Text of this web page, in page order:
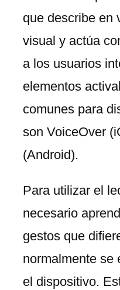
que describe en
visual y actúa
a los usuarios
elementos
comunes para
son VoiceOver
(Android).
Para utilizar el
necesario
gestos que
normalmente se
el dispositivo.